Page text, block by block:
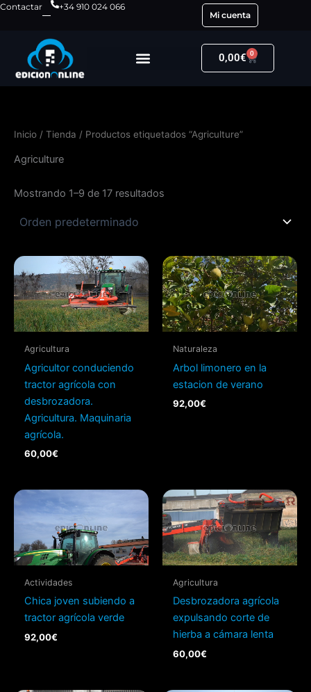
Ir
contenido
Contactar
+34 910 024 066
Mi cuenta
0,00€ 0
Carrito
Inicio / Tienda / Productos etiquetados “Agriculture”
Agriculture
Mostrando 1–9 de 17 resultados
Agricultura
Agricultor conduciendo
tractor agrícola con
desbrozadora.
Agricultura. Maquinaria
agrícola.
60,00€
Naturaleza
Arbol limonero en la
estacion de verano
92,00€
Actividades
Chica joven subiendo a
tractor agrícola verde
92,00€
Agricultura
Desbrozadora agrícola
expulsando corte de
hierba a cámara lenta
60,00€